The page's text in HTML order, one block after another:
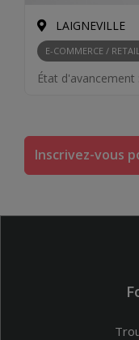
LAIGNEVILLE
E-COMMERCE /
État d'avancement :
Inscrivez-vous